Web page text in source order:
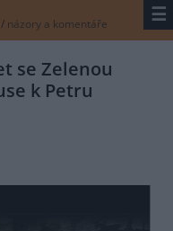
/ názory a komentáře ☰
se Zelenou
k Petru